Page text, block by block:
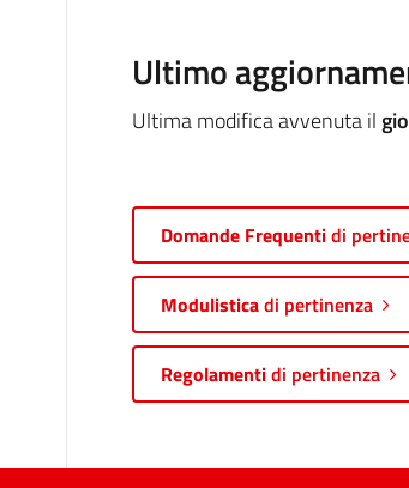
Ultimo
Ultima modifica avvenuta il
Domande Frequentidi
Modulisticadi pertinenza
Regolamentidi pertinenza